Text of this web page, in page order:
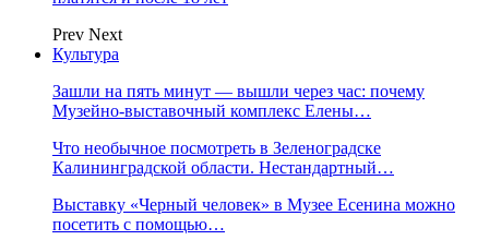
Prev Next
Культура
Зашли на пять минут — вышли через час: почему
Музейно-выставочный комплекс Елены…
Что необычное посмотреть в Зеленоградске
Калининградской области. Нестандартный…
Выставку «Черный человек» в Музее Есенина можно
посетить с помощью…